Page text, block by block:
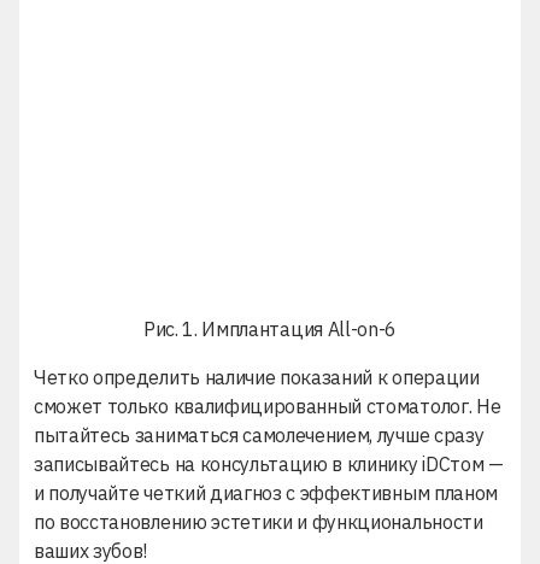
Рис. 1. Имплантация All-on-6
Четко определить наличие показаний к операции
сможет только квалифицированный стоматолог. Не
пытайтесь заниматься самолечением, лучше сразу
записывайтесь на консультацию в клинику iDСтом —
и получайте четкий диагноз с эффективным планом
по восстановлению эстетики и функциональности
ваших зубов!